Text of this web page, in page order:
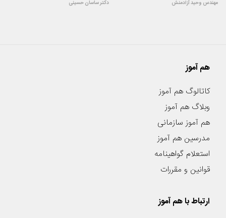
مهندس وحید آزادمنش
دکتر ساسان حسینی
هم آموز
کاتالوگ هم آموز
وبلاگ هم آموز
هم آموز سازمانی
مدرسین هم آموز
استعلام گواهینامه
قوانین و مقررات
ارتباط با هم آموز